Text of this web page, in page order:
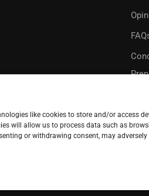
like cookies to store and/or access
will allow us to process data such as
or withdrawing consent, may